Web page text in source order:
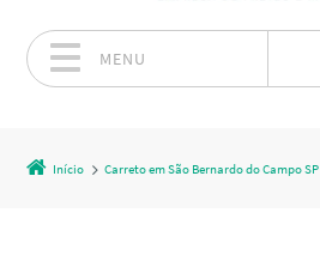
MENU
Início Carreto em São Bernardo do Campo SP